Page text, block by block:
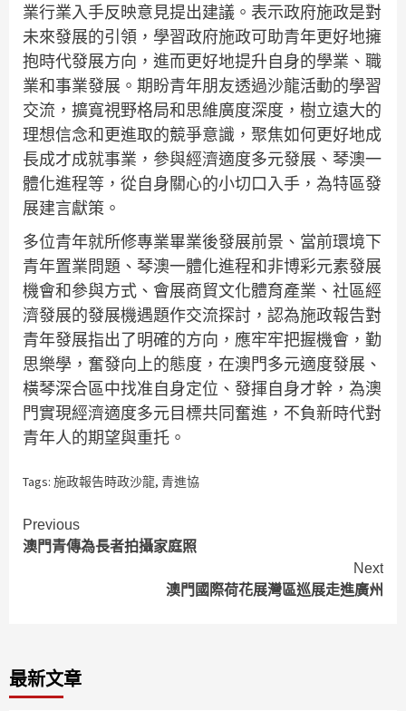
業行業入手反映意見提出建議。表示政府施政是對
未來發展的引領，學習政府施政可助青年更好地擁
抱時代發展方向，進而更好地提升自身的學業、職
業和事業發展。期盼青年朋友透過沙龍活動的學習
交流，擴寬視野格局和思維廣度深度，樹立遠大的
理想信念和更進取的競爭意識，聚焦如何更好地成
長成才成就事業，參與經濟適度多元發展、琴澳一
體化進程等，從自身關心的小切口入手，為特區發
展建言獻策。
多位青年就所修專業畢業後發展前景、當前環境下
青年置業問題、琴澳一體化進程和非博彩元素發展
機會和參與方式、會展商貿文化體育產業、社區經
濟發展的發展機遇題作交流探討，認為施政報告對
青年發展指出了明確的方向，應牢牢把握機會，勤
思樂學，奮發向上的態度，在澳門多元適度發展、
橫琴深合區中找准自身定位、發揮自身才幹，為澳
門實現經濟適度多元目標共同奮進，不負新時代對
青年人的期望與重托。
Tags: 施政報告時政沙龍, 青進協
Continue
Reading
Previous
澳門青傳為長者拍攝家庭照
Next
澳門國際荷花展灣區巡展走進廣州
最新文章